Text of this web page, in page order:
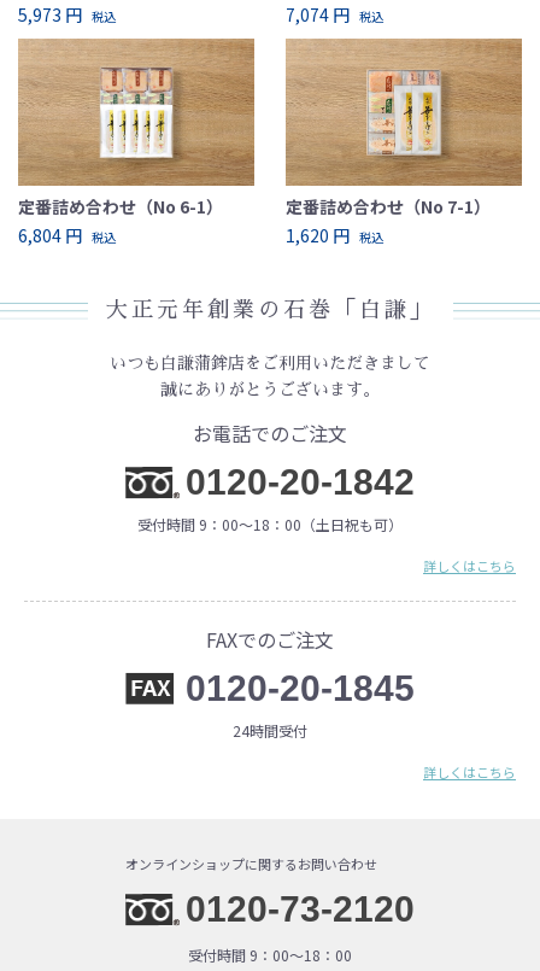
5,973 円 税込
7,074 円 税込
定番詰め合わせ（No 6-1）
6,804 円 税込
定番詰め合わせ（No 7-1）
1,620 円 税込
大正元年創業の石巻「白謙」
いつも白謙蒲鉾店をご利用いただきまして
誠にありがとうございます。
お電話でのご注文
0120-20-1842
受付時間 9：00〜18：00（土日祝も可）
詳しくはこちら
FAXでのご注文
0120-20-1845
24時間受付
詳しくはこちら
オンラインショップに関するお問い合わせ
0120-73-2120
受付時間 9：00〜18：00